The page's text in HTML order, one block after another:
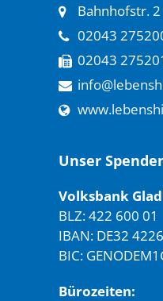
Bahnhofstr. 2
02043
02043
Unser
Volksbank
BLZ: 422 600 01
IBAN: DE32
BIC:
Bürozeiten: